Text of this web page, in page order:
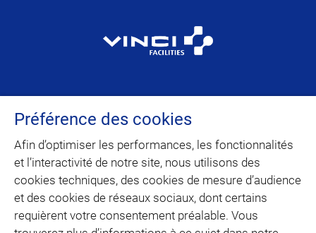
VINCI Facilities est la marque dédiée au
facility management et à la maintenance
multitechnique du domaine d’activité
Building Solutions de VINCI Energies.
CONTACT
Préférence des cookies
Afin d’optimiser les performances, les fonctionnalités
et l’interactivité de notre site, nous utilisons des
cookies techniques, des cookies de mesure d’audience
et des cookies de réseaux sociaux, dont certains
requièrent votre consentement préalable. Vous